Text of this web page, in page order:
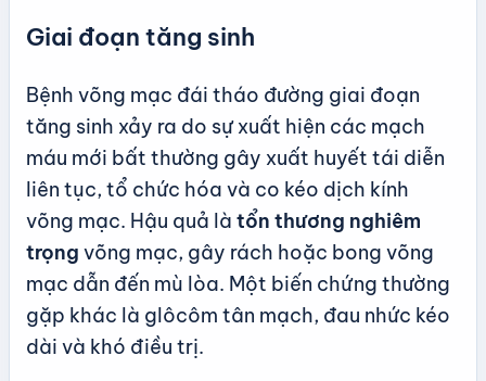
Giai đoạn tăng sinh
Bệnh võng mạc đái tháo đường giai đoạn
tăng sinh xảy ra do sự xuất hiện các mạch
máu mới bất thường gây xuất huyết tái diễn
liên tục, tổ chức hóa và co kéo dịch kính
võng mạc. Hậu quả là tổn thương nghiêm
trọng võng mạc, gây rách hoặc bong võng
mạc dẫn đến mù lòa. Một biến chứng thường
gặp khác là glôcôm tân mạch, đau nhức kéo
dài và khó điều trị.